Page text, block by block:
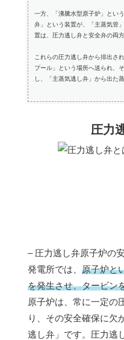
一方、「沸騰水型原子炉」とい
弁」という装置が、「主蒸気管
置は、圧力逃し弁と安全弁の両
これらの圧力逃し弁から排出さ
プール」という場所へ送られ、
し、「主蒸気逃し弁」から出た
圧力
– 圧力逃し弁原子炉の
発電所では、 原子炉と
を発生させ、タービン
原子炉は、常に一定の
り、その安全確保に欠
逃し弁」です。圧力逃